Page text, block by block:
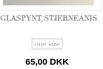
GLASPYNT, STJERNEANIS
one size
65,00 DKK